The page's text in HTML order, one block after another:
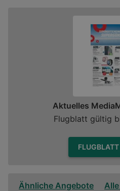
Aktuelles
Flugblatt gültig
Ähnliche Angebote